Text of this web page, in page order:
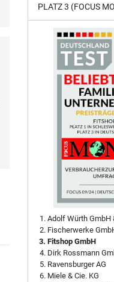
PLATZ 3 (FOCUS
Adolf Würth GmbH
Fischerwerke
Fitshop GmbH
Dirk Rossmann
Ravensburger AG
Miele & Cie. KG